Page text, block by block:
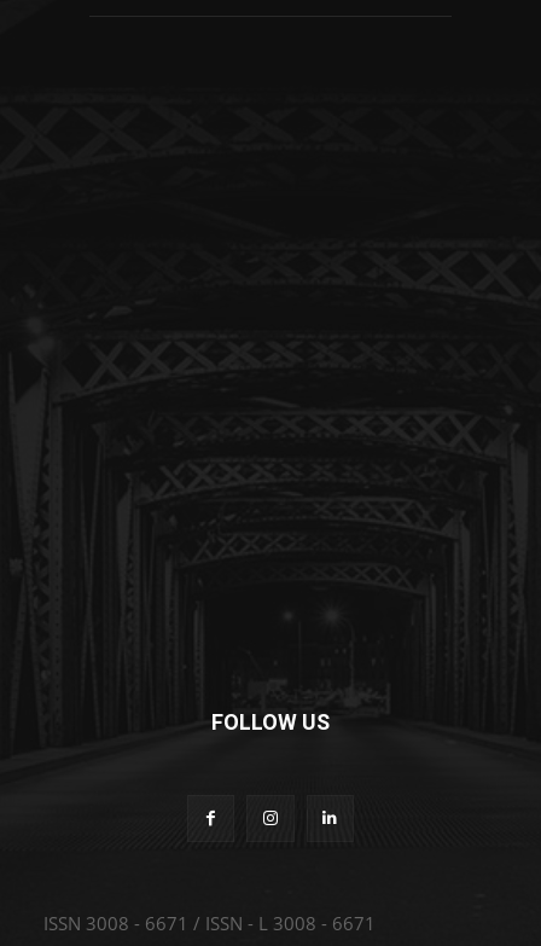
FOLLOW US
ISSN 3008 - 6671 / ISSN - L 3008 - 6671